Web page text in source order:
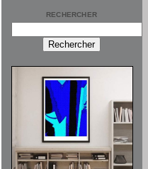
RECHERCHER